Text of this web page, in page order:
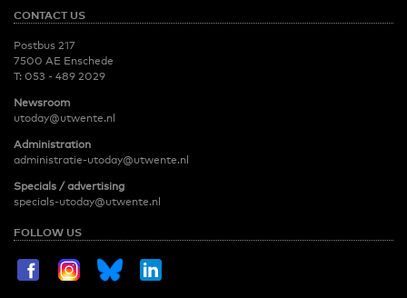
CONTACT US
Postbus 217
7500 AE Enschede
T: 053 - 489 2029
Newsroom
utoday@utwente.nl
Administration
administratie-utoday@utwente.nl
Specials / advertising
specials-utoday@utwente.nl
FOLLOW US